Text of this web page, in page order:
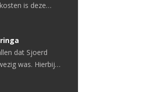
is deze
dat Sjoerd
was. Hierbij
is. Sjoerd